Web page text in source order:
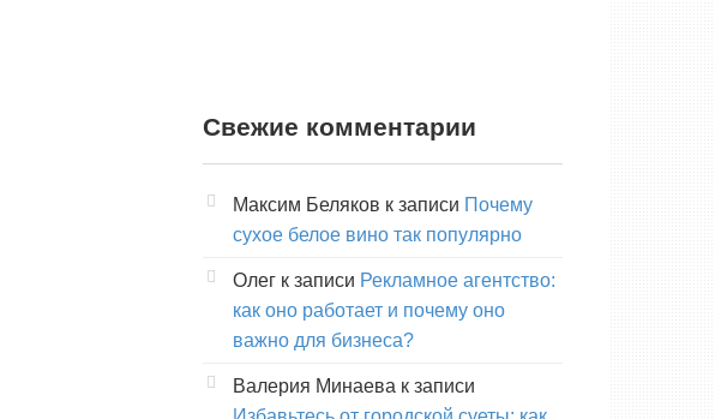
Свежие комментарии
Максим Беляков к записи Почему
сухое белое вино так популярно
Олег к записи Рекламное агентство:
как оно работает и почему оно
важно для бизнеса?
Валерия Минаева к записи